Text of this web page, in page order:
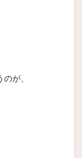
が、